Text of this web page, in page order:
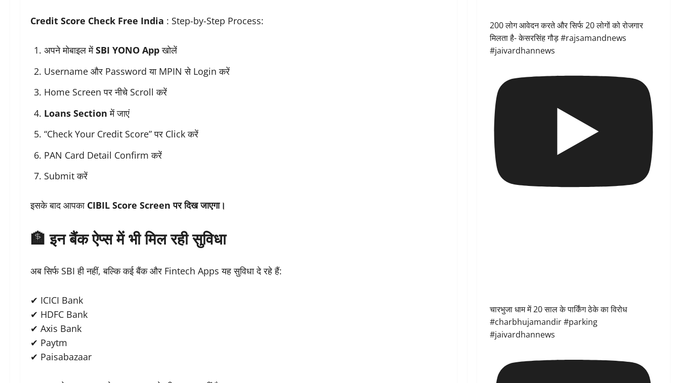
Credit Score Check Free India : Step-by-Step Process:
अपने मोबाइल मेंSBI YONO Appखोलें
Username और Password या MPIN से Login करें
Home Screen पर नीचे Scroll करें
Loans Section में जाएं
“Check Your Credit Score” पर Click करें
PAN Card Detail Confirm करें
Submit करें
इसके बाद आपका CIBIL Score Screen पर दिख जाएगा।
🏦 इन बैंक ऐप्स में भी मिल रही सुविधा
अब सिर्फ SBI ही नहीं, बल्कि कई बैंक और Fintech Apps यह सुविधा दे रहे हैं:
✔ ICICI Bank
✔ HDFC Bank
✔ Axis Bank
✔ Paytm
✔ Paisabazaar
200 लोग आवेदन करते और सिर्फ 20 लोगों को रोजगार
मिलता है- केसरसिंह गौड़ #rajsamandnews
#jaivardhannews
चारभुजा धाम में 20 साल के पार्किंग ठेके का विरोध
#charbhujamandir #parking
#jaivardhannews